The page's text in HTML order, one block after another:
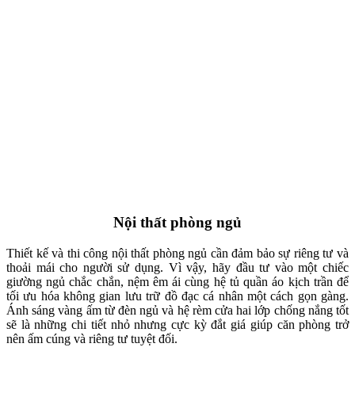
Nội thất phòng ngủ
Thiết kế và thi công nội thất phòng ngủ cần đảm bảo sự riêng tư và
thoải mái cho người sử dụng. Vì vậy, hãy đầu tư vào một chiếc
giường ngủ chắc chắn, nệm êm ái cùng hệ tủ quần áo kịch trần để
tối ưu hóa không gian lưu trữ đồ đạc cá nhân một cách gọn gàng.
Ánh sáng vàng ấm từ đèn ngủ và hệ rèm cửa hai lớp chống nắng tốt
sẽ là những chi tiết nhỏ nhưng cực kỳ đắt giá giúp căn phòng trở
nên ấm cúng và riêng tư tuyệt đối.